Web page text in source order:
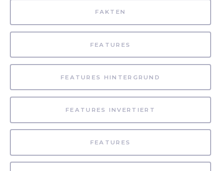
FAKTEN
FEATURES
FEATURES HINTERGRUND
FEATURES INVERTIERT
FEATURES